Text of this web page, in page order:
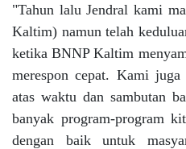
"Tahun lalu Jendral kami
Kaltim) namun telah
ketika BNNP Kaltim
merespon cepat. Kami
atas waktu dan sambutan
banyak program-program
dengan baik untuk